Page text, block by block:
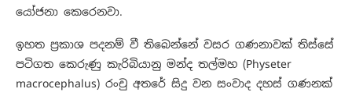
යෝජනා කෙරෙනවා.
ඉහත ප්‍රකාශ පදනම් වී තිබෙන්නේ වසර ගණනාවක් තිස්සේ
පටිගත කෙරුණු කැරිබියානු මන්ද තල්මහ (Physeter
macrocephalus) රංචු අතරේ සිදු වන සංවාද දහස් ගණනක්